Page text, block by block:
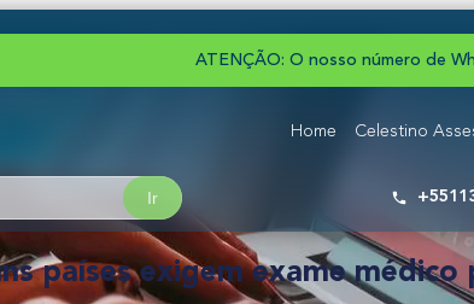
ATENÇÃO: O nosso número de
Home Celestino
países exigem exame médico